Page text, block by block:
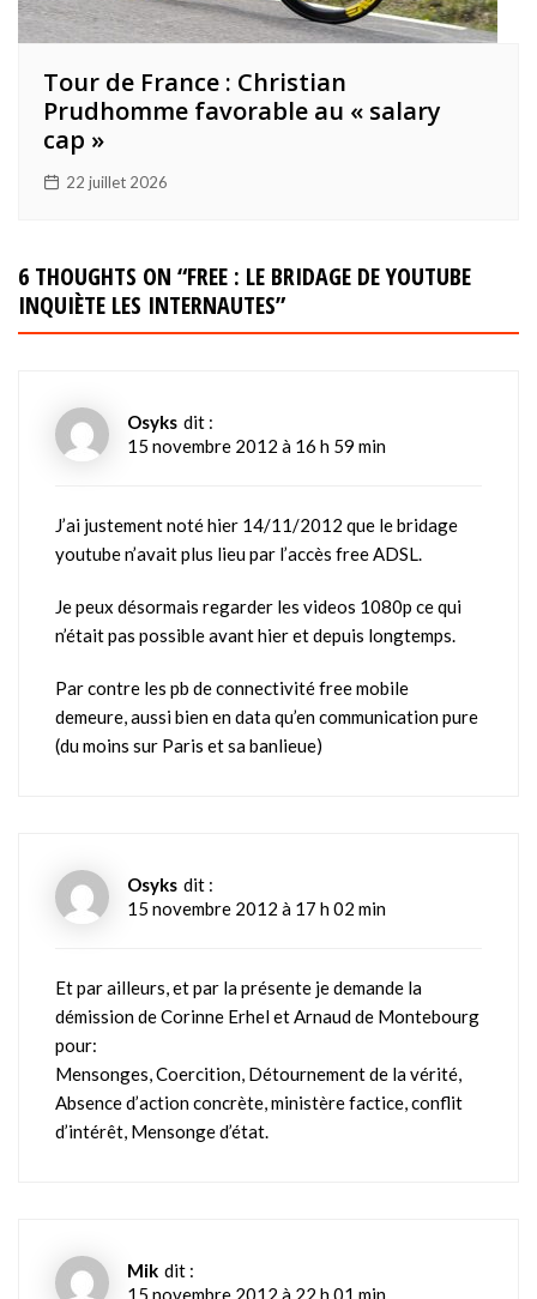
Tour de France : Christian
Prudhomme favorable au « salary
cap »
22 juillet 2026
6 THOUGHTS ON “FREE : LE BRIDAGE DE YOUTUBE
INQUIÈTE LES INTERNAUTES”
Osyks dit :
15 novembre 2012 à 16 h 59 min
J’ai justement noté hier 14/11/2012 que le bridage
youtube n’avait plus lieu par l’accès free ADSL.
Je peux désormais regarder les videos 1080p ce qui
n’était pas possible avant hier et depuis longtemps.
Par contre les pb de connectivité free mobile
demeure, aussi bien en data qu’en communication pure
(du moins sur Paris et sa banlieue)
Osyks dit :
15 novembre 2012 à 17 h 02 min
Et par ailleurs, et par la présente je demande la
démission de Corinne Erhel et Arnaud de Montebourg
pour:
Mensonges, Coercition, Détournement de la vérité,
Absence d’action concrète, ministère factice, conflit
d’intérêt, Mensonge d’état.
Mik dit :
15 novembre 2012 à 22 h 01 min